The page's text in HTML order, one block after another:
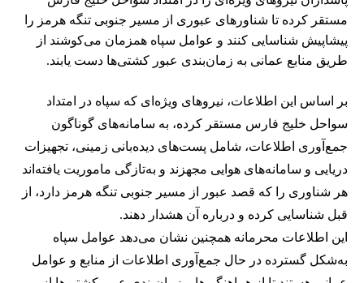
مستقر کرده تا شناورهای عبوری از مسیر جنوبی تنگه هرمز را
پیشاپیش شناسایی کنند و عوامل سپاه همزمان می‌کوشند از
طریق منابع عمانی به زمان‌بندی عبور کشتی‌ها دست یابند.
بر اساس این اطلاعات، نیروهای ویژه‌ای که سپاه در امتداد
سواحل خلیج فارس مستقر کرده، به سامانه‌های گوناگون
جمع‌آوری اطلاعات، شامل پست‌های دیده‌بانی زمینی، تجهیزات
دریایی و سامانه‌های هوایی مجهزند و به‌تازگی ماموریت یافته‌اند
هر شناوری را که قصد عبور از مسیر جنوبی تنگه هرمز دارد، از
قبل شناسایی کرده و درباره آن هشدار دهند.
این اطلاعات محرمانه همچنین نشان می‌دهد عوامل سپاه
به‌شکل گسترده در حال جمع‌آوری اطلاعات از منابع و عوامل